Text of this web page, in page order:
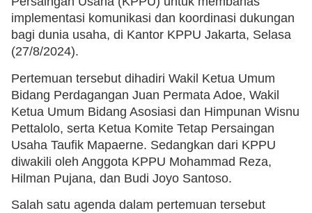
implementasi komunikasi dan koordinasi dukungan
bagi dunia usaha, di Kantor KPPU Jakarta, Selasa
(27/8/2024).
Pertemuan tersebut dihadiri Wakil Ketua Umum
Bidang Perdagangan Juan Permata Adoe, Wakil
Ketua Umum Bidang Asosiasi dan Himpunan Wisnu
Pettalolo, serta Ketua Komite Tetap Persaingan
Usaha Taufik Mapaerne. Sedangkan dari KPPU
diwakili oleh Anggota KPPU Mohammad Reza,
Hilman Pujana, dan Budi Joyo Santoso.
Salah satu agenda dalam pertemuan tersebut